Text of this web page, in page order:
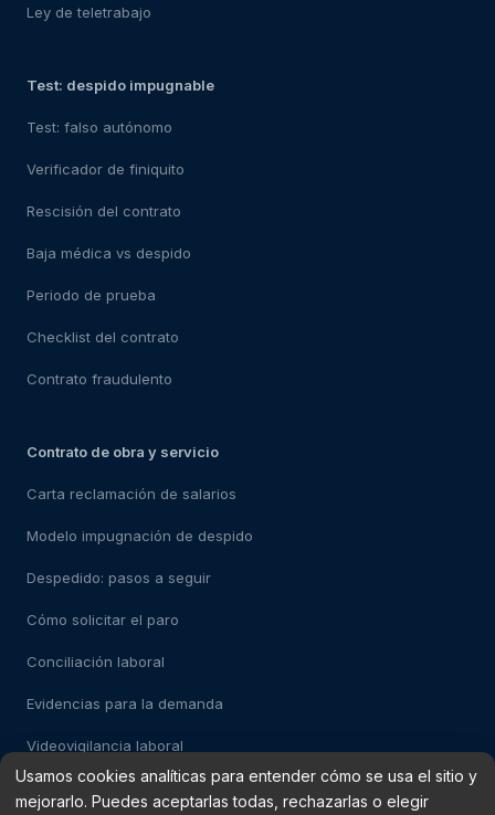
Ley de teletrabajo
Test: despido impugnable
Test: falso autónomo
Verificador de finiquito
Rescisión del contrato
Baja médica vs despido
Periodo de prueba
Checklist del contrato
Contrato fraudulento
Contrato de obra y servicio
Carta reclamación de salarios
Modelo impugnación de despido
Despedido: pasos a seguir
Cómo solicitar el paro
Conciliación laboral
Evidencias para la demanda
Videovigilancia laboral
Usamos cookies analíticas para entender cómo se usa el sitio y
mejorarlo. Puedes aceptarlas todas, rechazarlas o elegir